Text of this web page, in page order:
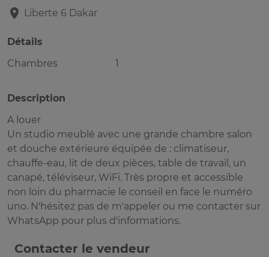
Liberte 6 Dakar
Détails
Chambres
1
Description
A louer
Un studio meublé avec une grande chambre salon
et douche extérieure équipée de : climatiseur,
chauffe-eau, lit de deux pièces, table de travail, un
canapé, téléviseur, WiFi. Très propre et accessible
non loin du pharmacie le conseil en face le numéro
uno. N'hésitez pas de m'appeler ou me contacter sur
WhatsApp pour plus d'informations.
Contacter le vendeur